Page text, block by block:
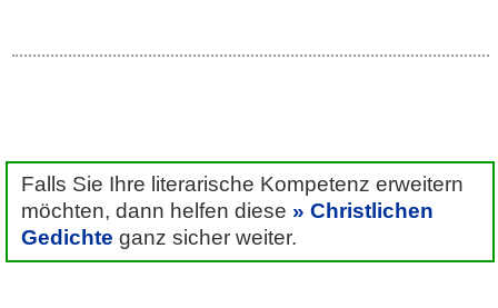
Falls Sie Ihre literarische Kompetenz erweitern
möchten, dann helfen diese
Christlichen
Gedichte ganz sicher weiter.